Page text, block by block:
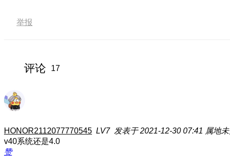
举报
评论 17
HONOR2112077770545 LV7 发表于 2021-12-30 07:41 属地
v40系统还是4.0
赞